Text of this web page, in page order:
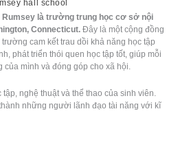
Rumsey là trường trung học cơ sở nội
Connecticut. Đây là một cộng đồng
cam kết trau dồi khả năng học tập
phát triển thói quen học tập tốt, giúp mỗi
của mình và đóng góp cho xã hội.
nghệ thuật và thể thao của sinh viên.
những người lãnh đạo tài năng với kĩ